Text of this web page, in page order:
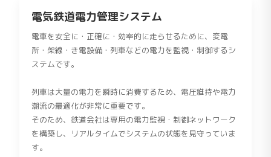
電気鉄道電力管理システム
電車を安全に・正確に・効率的に走らせるために、変電
所・架線・き電設備・列車などの電力を監視・制御するシ
ステムです。
列車は大量の電力を瞬時に消費するため、電圧維持や電力
潮流の最適化が非常に重要です。
そのため、鉄道会社は専用の電力監視・制御ネットワーク
を構築し、リアルタイムでシステムの状態を見守っていま
す。